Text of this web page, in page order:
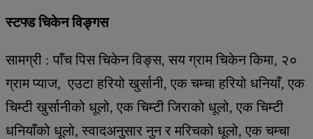
स्टफ्ड चिकेन विङ्गस
सामग्री : पाँच पिस चिकेन विङ्स, सय ग्राम चिकेन किमा, २०
ग्राम प्याज, एउटा हरियो खुर्सानी, एक चम्चा हरियो धनियाँ, एक
चिम्टी खुर्सानीको धूलो, एक चिम्टी जिराको धूलो, एक चिम्टी
धनियाँको धूलो, स्वादअनुसार नुन र मरिचको धूलो, एक चम्चा